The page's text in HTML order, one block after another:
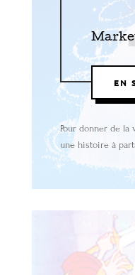
EN
Pour donner de
une histoire à